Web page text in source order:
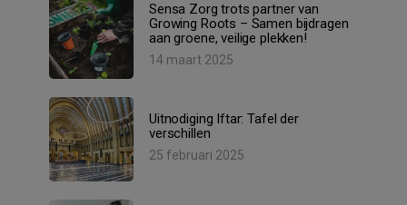
Sensa Zorg trots partner van
Growing Roots – Samen bijdragen
aan groene, veilige plekken!
14 maart 2025
Uitnodiging Iftar: Tafel der
verschillen
25 februari 2025